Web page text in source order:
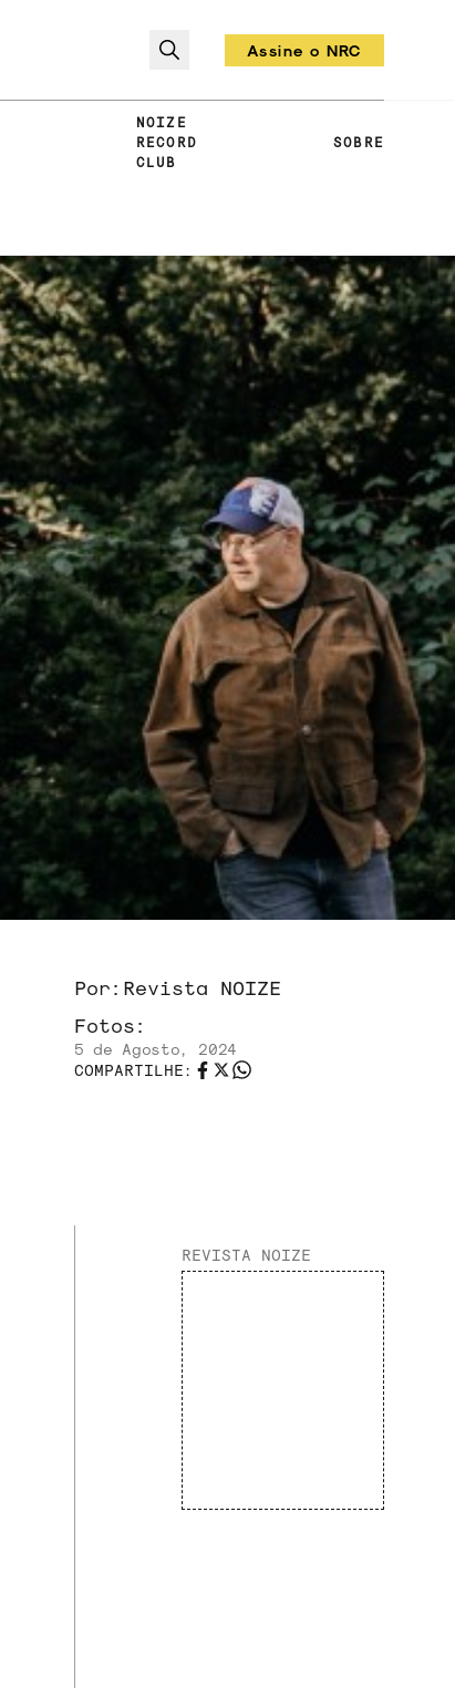
Assine o NRC
NOIZE
RECORD
CLUB
SOBRE
Por: Revista NOIZE
Fotos:
5 de Agosto, 2024
COMPARTILHE:
REVISTA NOIZE